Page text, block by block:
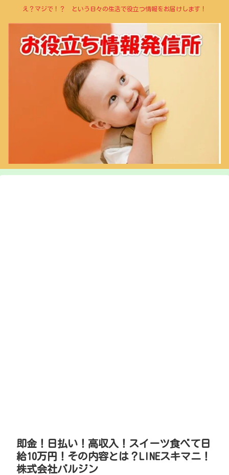
え？マジで！？ という日々の生活で役立つ情報をお届けします！
即金！日払い！高収入！スイーツ食べて日
給10万円！その内容とは？LINEスキマニ！
株式会社バルジン